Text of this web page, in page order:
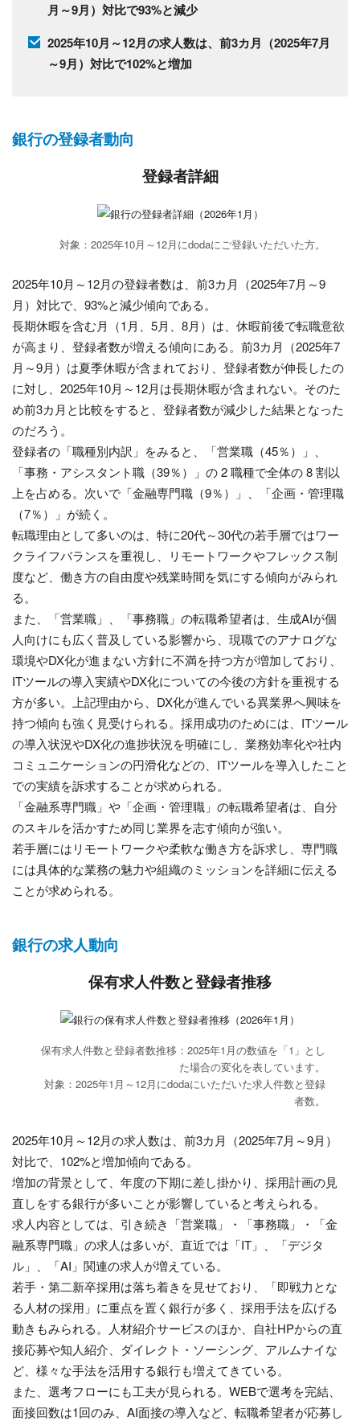
月～9月）対比で93%と減少
2025年10月～12月の求人数は、前3カ月（2025年7月
～9月）対比で102%と増加
銀行の登録者動向
登録者詳細
対象：2025年10月～12月にdodaにご登録いただいた方。
2025年10月～12月の登録者数は、前3カ月（2025年7月～9
月）対比で、93%と減少傾向である。
長期休暇を含む月（1月、5月、8月）は、休暇前後で転職意欲
が高まり、登録者数が増える傾向にある。前3カ月（2025年7
月～9月）は夏季休暇が含まれており、登録者数が伸長したの
に対し、2025年10月～12月は長期休暇が含まれない。そのた
め前3カ月と比較をすると、登録者数が減少した結果となった
のだろう。
登録者の「職種別内訳」をみると、「営業職（45％）」、
「事務・アシスタント職（39％）」の 2 職種で全体の 8 割以
上を占める。次いで「金融専門職（9％）」、「企画・管理職
（7％）」が続く。
転職理由として多いのは、特に20代～30代の若手層ではワー
クライフバランスを重視し、リモートワークやフレックス制
度など、働き方の自由度や残業時間を気にする傾向がみられ
る。
また、「営業職」、「事務職」の転職希望者は、生成AIが個
人向けにも広く普及している影響から、現職でのアナログな
環境やDX化が進まない方針に不満を持つ方が増加しており、
ITツールの導入実績やDX化についての今後の方針を重視する
方が多い。上記理由から、DX化が進んでいる異業界へ興味を
持つ傾向も強く見受けられる。採用成功のためには、ITツール
の導入状況やDX化の進捗状況を明確にし、業務効率化や社内
コミュニケーションの円滑化などの、ITツールを導入したこと
での実績を訴求することが求められる。
「金融系専門職」や「企画・管理職」の転職希望者は、自分
のスキルを活かすため同じ業界を志す傾向が強い。
若手層にはリモートワークや柔軟な働き方を訴求し、専門職
には具体的な業務の魅力や組織のミッションを詳細に伝える
ことが求められる。
銀行の求人動向
保有求人件数と登録者推移
保有求人件数と登録者数推移：2025年1月の数値を「1」とし
た場合の変化を表しています。
対象：2025年1月～12月にdodaにいただいた求人件数と登録
者数。
2025年10月～12月の求人数は、前3カ月（2025年7月～9月）
対比で、102%と増加傾向である。
増加の背景として、年度の下期に差し掛かり、採用計画の見
直しをする銀行が多いことが影響していると考えられる。
求人内容としては、引き続き「営業職」・「事務職」・「金
融系専門職」の求人は多いが、直近では「IT」、「デジタ
ル」、「AI」関連の求人が増えている。
若手・第二新卒採用は落ち着きを見せており、「即戦力とな
る人材の採用」に重点を置く銀行が多く、採用手法を広げる
動きもみられる。人材紹介サービスのほか、自社HPからの直
接応募や知人紹介、ダイレクト・ソーシング、アルムナイな
ど、様々な手法を活用する銀行も増えてきている。
また、選考フローにも工夫が見られる。WEBで選考を完結、
面接回数は1回のみ、AI面接の導入など、転職希望者が応募し